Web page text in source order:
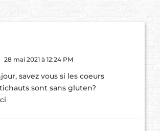
28 mai 2021 à 12:24 PM
savez vous si les coeurs
sont sans gluten?